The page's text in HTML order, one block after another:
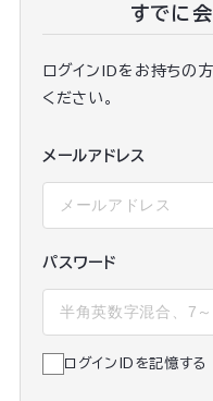
すでに
ログインIDをお持ちの
ください。
メールアドレス
パスワード
ログインIDを記憶する